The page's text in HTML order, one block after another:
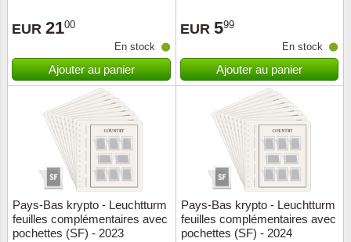
EUR 2100
En stock
Ajouter au panier
EUR 599
En stock
Ajouter au panier
Pays-Bas krypto - Leuchtturm
feuilles complémentaires avec
pochettes (SF) - 2023
Pays-Bas krypto - Leuchtturm
feuilles complémentaires avec
pochettes (SF) - 2024
Lots de timbres
Années
Présentation souvenir
Collections annuelles / livres
Vignettes de Noël et feuilles
Matériel numismatique
Pour le nouveau collectionneur
Fournitures de bureau
Jeux de cartes à collectionner
Europa
Films
Guerre
Thém.
Thém.
Asie
Newsletter
Politique de confidentialité